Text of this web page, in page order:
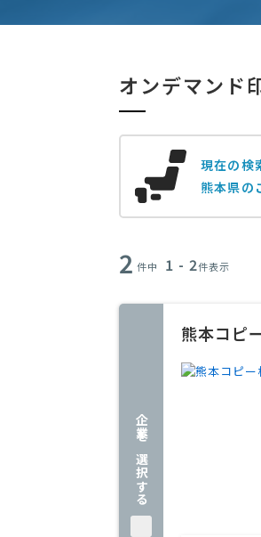
オンデマンド
現在の検
熊本県の
2 件中 1 - 2件表示
企業を選択する
熊本コピ